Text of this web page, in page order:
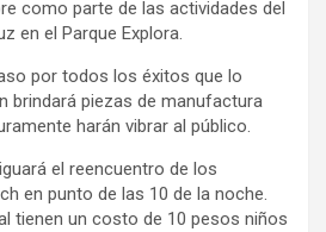
como parte de las actividades del
en el Parque Explora.
por todos los éxitos que lo
brindará piezas de manufactura
harán vibrar al público.
el reencuentro de los
en punto de las 10 de la noche.
tienen un costo de 10 pesos niños